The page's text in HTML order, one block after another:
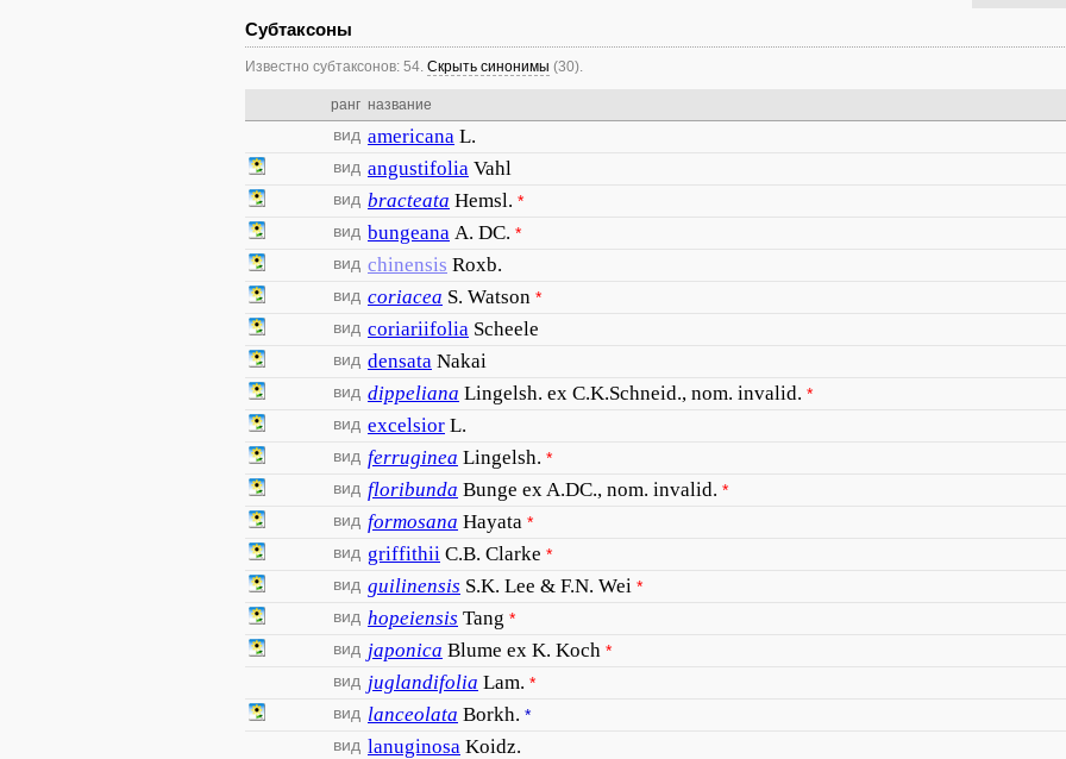
Субтаксоны
Известно субтаксонов: 54. Скрыть синонимы (30).
ранг название
вид americana L.
вид angustifolia Vahl
вид bracteata Hemsl. *
вид bungeana A. DC. *
вид chinensis Roxb.
вид coriacea S. Watson *
вид coriariifolia Scheele
вид densata Nakai
вид dippeliana Lingelsh. ex C.K.Schneid., nom. invalid. *
вид excelsior L.
вид ferruginea Lingelsh. *
вид floribunda Bunge ex A.DC., nom. invalid. *
вид formosana Hayata *
вид griffithii C.B. Clarke *
вид guilinensis S.K. Lee & F.N. Wei *
вид hopeiensis Tang *
вид japonica Blume ex K. Koch *
вид juglandifolia Lam. *
вид lanceolata Borkh. *
вид lanuginosa Koidz.